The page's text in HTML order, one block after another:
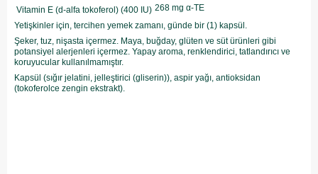
Vitamin E (d-alfa tokoferol) (400 IU) 268 mg α-TE
Yetişkinler için, tercihen yemek zamanı, günde bir (1) kapsül.
Şeker, tuz, nişasta içermez. Maya, buğday, glüten ve süt ürünleri gibi
potansiyel alerjenleri içermez. Yapay aroma, renklendirici, tatlandırıcı ve
koruyucular kullanılmamıştır.
Kapsül (sığır jelatini, jelleştirici (gliserin)), aspir yağı, antioksidan
(tokoferolce zengin ekstrakt).